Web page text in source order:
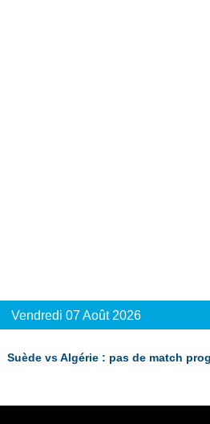
Vendredi 07 Août 2026
Suède vs Algérie : pas de match